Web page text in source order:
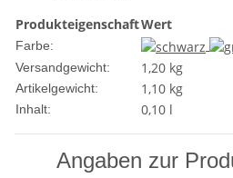
ProdukteigenschaftWert
Farbe:
Versandgewicht:
1,20 kg
Artikelgewicht: 1,10 kg
Inhalt: 0,10 l
Angaben zur